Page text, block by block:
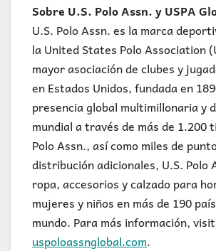
Sobre U.S. Polo Assn. y USPA
U.S. Polo Assn. es la marca
la United States Polo Association
mayor asociación de clubes y
en Estados Unidos, fundada en
presencia global multimillonaria y
mundial a través de más de 1.200
Polo Assn., así como miles de
distribución adicionales, U.S. Polo
ropa, accesorios y calzado para
mujeres y niños en más de 190
mundo. Para más información,
uspoloassnglobal.com.